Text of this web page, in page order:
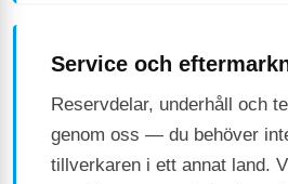
Service och
Reservdelar, underhåll och
genom oss — du behöver
tillverkaren i ett annat land.